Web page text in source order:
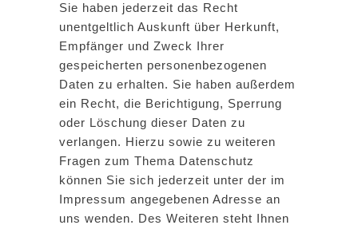
Sie haben jederzeit das Recht
unentgeltlich Auskunft über Herkunft,
Empfänger und Zweck Ihrer
gespeicherten personenbezogenen
Daten zu erhalten. Sie haben außerdem
ein Recht, die Berichtigung, Sperrung
oder Löschung dieser Daten zu
verlangen. Hierzu sowie zu weiteren
Fragen zum Thema Datenschutz
können Sie sich jederzeit unter der im
Impressum angegebenen Adresse an
uns wenden. Des Weiteren steht Ihnen